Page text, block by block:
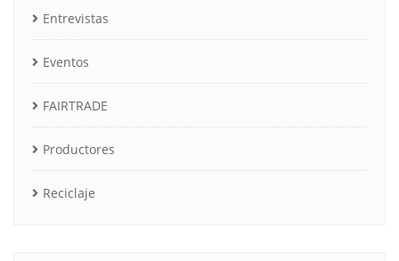
Entrevistas
Eventos
FAIRTRADE
Productores
Reciclaje